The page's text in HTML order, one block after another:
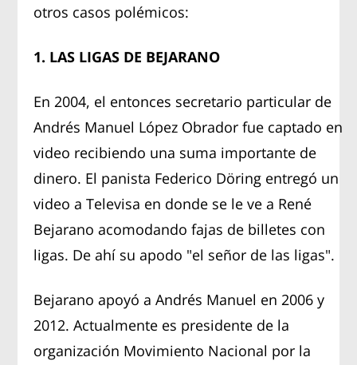
otros casos polémicos:
1. LAS LIGAS DE BEJARANO
En 2004, el entonces secretario particular de
Andrés Manuel López Obrador fue captado en
video recibiendo una suma importante de
dinero. El panista Federico Döring entregó un
video a Televisa en donde se le ve a René
Bejarano acomodando fajas de billetes con
ligas. De ahí su apodo "el señor de las ligas".
Bejarano apoyó a Andrés Manuel en 2006 y
2012. Actualmente es presidente de la
organización Movimiento Nacional por la